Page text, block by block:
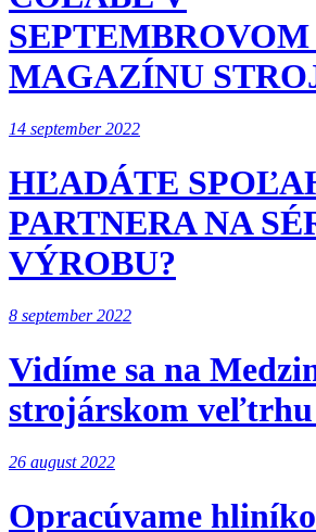
MAGAZÍNU
14 september 2022
HĽADÁTE
PARTNERA NA
VÝROBU?
8 september 2022
Vidíme sa na
strojárskom
26 august 2022
Opracúvame